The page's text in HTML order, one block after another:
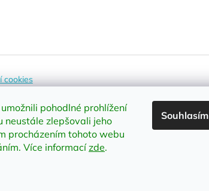
pohodlné prohlížení
neustále zlepšovali jeho
procházením tohoto webu
Více informacízde.
Souhlasím
cookies